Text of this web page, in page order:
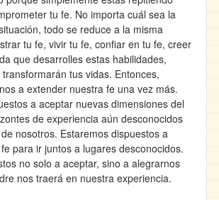
tu fe. No importa cuál sea la
todo se reduce a la misma
tu fe, vivir tu fe, confiar en tu fe, creer
que desarrolles estas habilidades,
tus vidas. Entonces,
a extender nuestra fe una vez más.
a aceptar nuevas dimensiones del
de experiencia aún desconocidos
nosotros. Estaremos dispuestos a
para ir juntos a lugares desconocidos.
no solo a aceptar, sino a alegrarnos
nos traerá en nuestra experiencia.